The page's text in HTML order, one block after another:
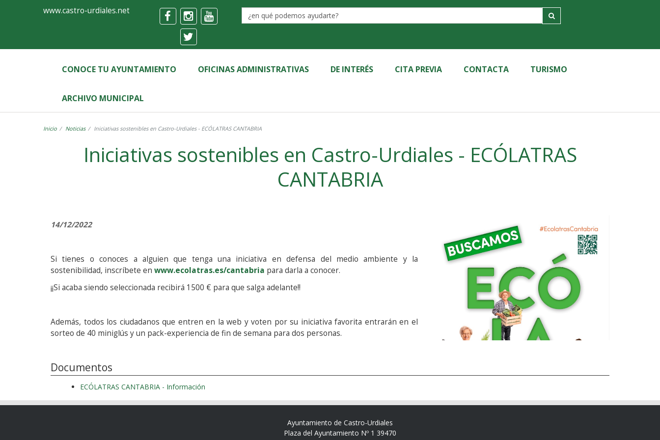
FormularioAyuntamiento
Castro-
Urdiales
www.castro-urdiales.net
CONOCE TU AYUNTAMIENTO OFICINAS ADMINISTRATIVAS DE INTERÉS CITA PREVIA CONTACTA TURISMO
ARCHIVO MUNICIPAL
Inicio Noticias Iniciativas sostenibles en Castro-Urdiales - ECÓLATRAS CANTABRIA
Iniciativas sostenibles en Castro-Urdiales - ECÓLATRAS
CANTABRIA
14/12/2022
Si tienes o conoces a alguien que tenga una iniciativa en defensa del medio ambiente y la
sostenibilidad, inscríbete en www.ecolatras.es/cantabria para darla a conocer.
¡¡Si acaba siendo seleccionada recibirá 1500 € para que salga adelante!!
Además, todos los ciudadanos que entren en la web y voten por su iniciativa favorita entrarán en el
sorteo de 40 miniglús y un pack-experiencia de fin de semana para dos personas.
Documentos
ECÓLATRAS CANTABRIA - Información
Ayuntamiento de Castro-Urdiales
Plaza del Ayuntamiento Nº 1 39470